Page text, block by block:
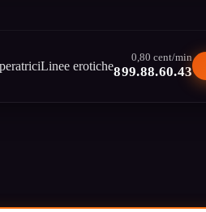
Linee erotiche
0,80 cent/min
899.88.60.43